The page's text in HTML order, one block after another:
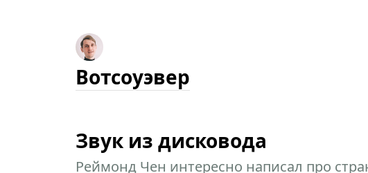
Вотсоуэвер
Звук из дисковода
Реймонд Чен интересно написал про